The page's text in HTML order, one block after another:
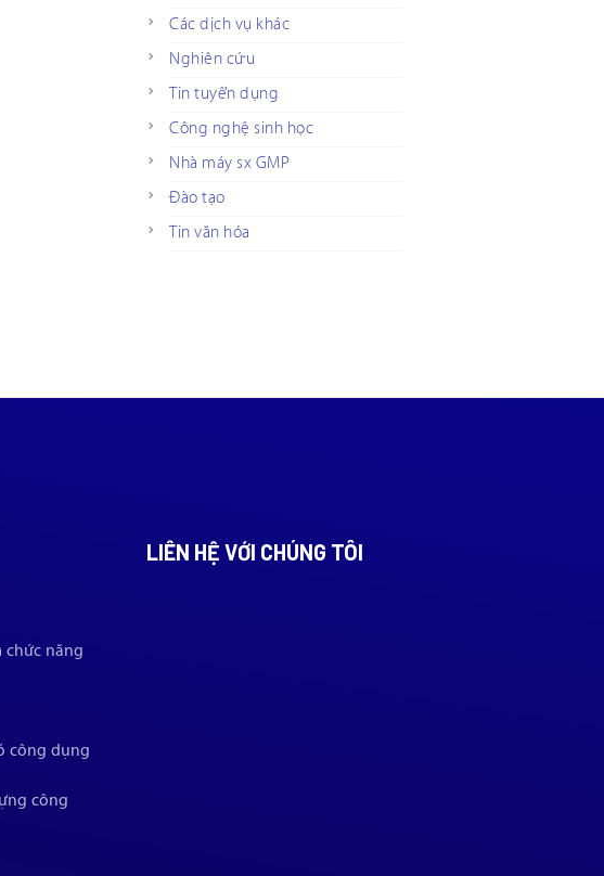
Các dịch vụ khác
Nghiên cứu
Tin tuyển dụng
Công nghệ sinh học
Nhà máy sx GMP
Đào tạo
Tin văn hóa
chức năng
công dụng
công
LIÊN HỆ VỚI CHÚNG TÔI